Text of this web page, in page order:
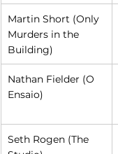
Martin Short (Only
Murders in the
Building)
Nathan Fielder (O
Ensaio)
Seth Rogen (The